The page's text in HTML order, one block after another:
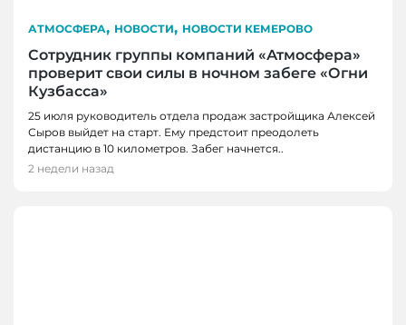
АТМОСФЕРА, НОВОСТИ, НОВОСТИ КЕМЕРОВО
Сотрудник группы компаний «Атмосфера»
проверит свои силы в ночном забеге «Огни
Кузбасса»
25 июля руководитель отдела продаж застройщика Алексей
Сыров выйдет на старт. Ему предстоит преодолеть
дистанцию в 10 километров. Забег начнется..
2 недели назад